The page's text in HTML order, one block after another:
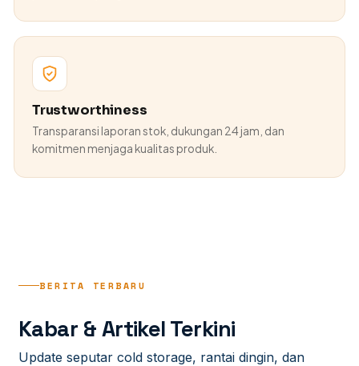
Trustworthiness
Transparansi laporan stok, dukungan 24 jam, dan
komitmen menjaga kualitas produk.
BERITA TERBARU
Kabar & Artikel Terkini
Update seputar cold storage, rantai dingin, dan